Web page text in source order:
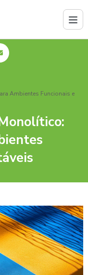
Ambientes Funcionais e